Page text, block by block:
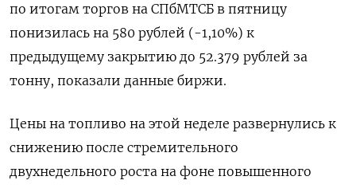
по итогам торгов на СПбМТСБ в пятницу
понизилась на 580 рублей (-1,10%) к
предыдущему закрытию до 52.379 рублей за
тонну, показали данные биржи.
Цены на топливо на этой неделе развернулись к
снижению после стремительного
двухнедельного роста на фоне повышенного